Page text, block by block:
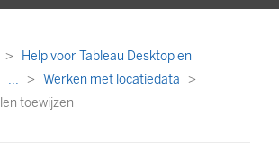
Help voor Tableau Desktop en
...
Werken met locatiedata
toewijzen